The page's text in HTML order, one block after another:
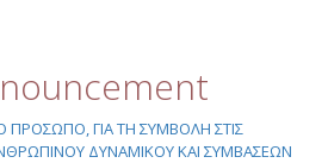
ΠΡΟΣΩΠΟ, ΓΙΑ ΤΗ ΣΥΜΒΟΛΗ ΣΤΙΣ
ΔΥΝΑΜΙΚΟΥ ΚΑΙ ΣΥΜΒΑΣΕΩΝ